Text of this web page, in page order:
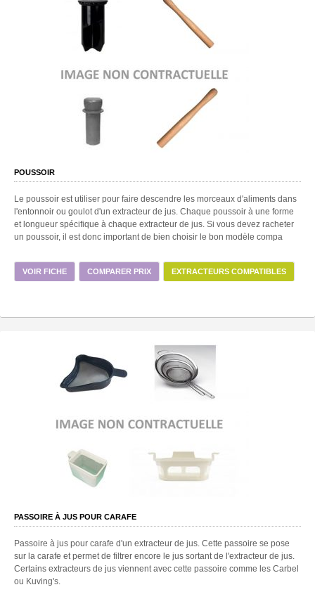
POUSSOIR
Le poussoir est utiliser pour faire descendre les morceaux d'aliments dans
l'entonnoir ou goulot d'un extracteur de jus. Chaque poussoir à une forme
et longueur spécifique à chaque extracteur de jus. Si vous devez racheter
un poussoir, il est donc important de bien choisir le bon modèle compa
VOIR FICHE COMPARER PRIX EXTRACTEURS COMPATIBLES
PASSOIRE À JUS POUR CARAFE
Passoire à jus pour carafe d'un extracteur de jus. Cette passoire se pose
sur la carafe et permet de filtrer encore le jus sortant de l'extracteur de jus.
Certains extracteurs de jus viennent avec cette passoire comme les Carbel
ou Kuving's.